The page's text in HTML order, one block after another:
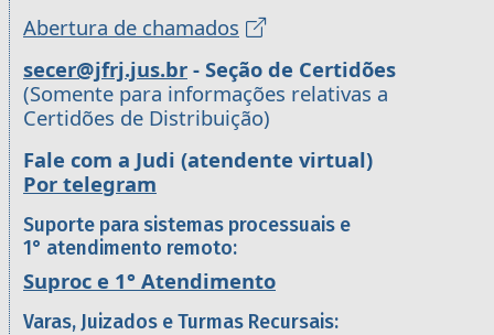
Abertura de chamados
secer@jfrj.jus.br - Seção de Certidões
(Somente para informações relativas a
Certidões de Distribuição)
Fale com a Judi (atendente virtual)
Por telegram
Suporte para sistemas processuais e
1° atendimento remoto:
Suproc e 1° Atendimento
Varas, Juizados e Turmas Recursais: